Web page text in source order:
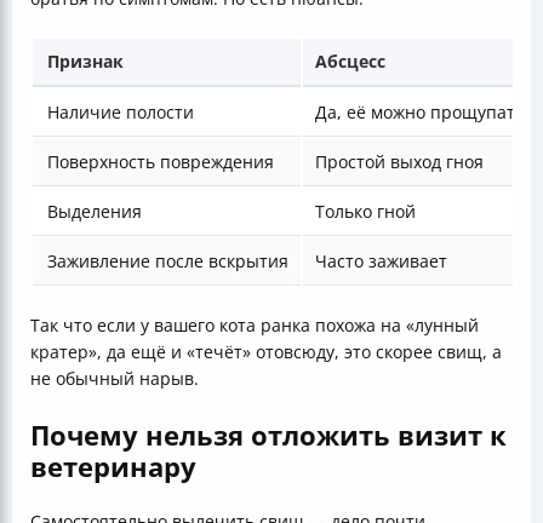
Признак Абсцесс
Наличие полости Да, её можно прощупать
Поверхность повреждения Простой выход гноя
Выделения Только гной
Заживление после вскрытия Часто заживает
Так что если у вашего кота ранка похожа на «лунный
кратер», да ещё и «течёт» отовсюду, это скорее свищ, а
не обычный нарыв.
Почему нельзя отложить визит к
ветеринару